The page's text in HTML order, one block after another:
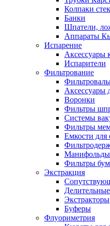
Колпаки
Банки
Шпатели,
Аппараты
Испарение
Аксессуары
Испарители
Фильтрование
Аксессуары
Воронки
Фильтры
Системы
Фильтры
Емкости для
Манифольды
Фильтры
Экстракция
Экстракторы
Буферы
Флуориметрия